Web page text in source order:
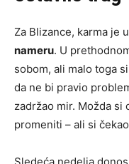
Za Blizance, karma je
nameru. U
sobom, ali malo toga
da ne bi pravio
zadržao mir. Možda si
promeniti – ali si